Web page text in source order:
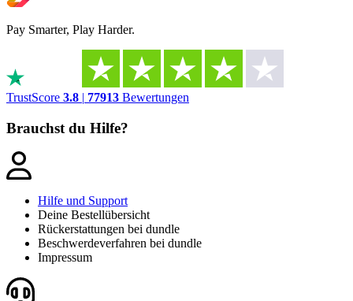
Pay Smarter, Play Harder.
TrustScore 3.8 | 77913 Bewertungen
Brauchst du Hilfe?
Hilfe und Support
Deine Bestellübersicht
Rückerstattungen bei dundle
Beschwerdeverfahren bei dundle
Impressum